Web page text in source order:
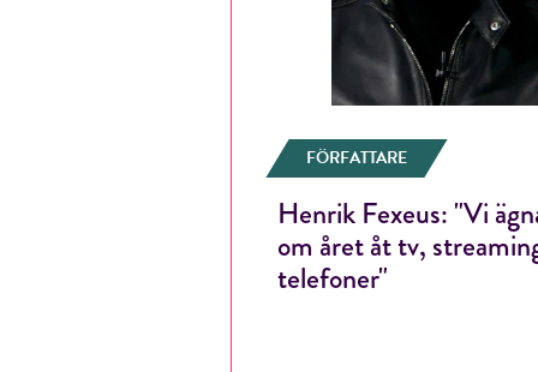
FÖRFATTARE
Henrik Fexeus: "Vi
om året åt tv,
telefoner"